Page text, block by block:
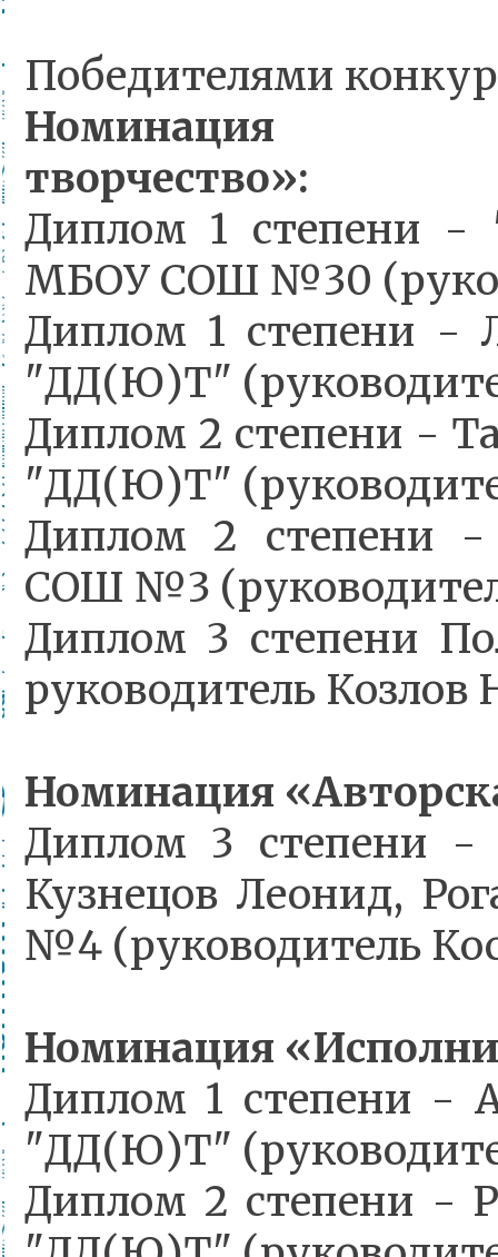
Победителями
Номинация
творчество»:
Диплом 1 степени -
МБОУ СОШ №30
Диплом 1 степени -
"ДД(Ю)Т"
Диплом 2 степени -
"ДД(Ю)Т"
Диплом 2 степени
СОШ №3
Диплом 3 степени
руководитель
Номинация
Диплом 3 степени -
Кузнецов Леонид,
№4 (руководитель
Номинация
Диплом 1 степени -
"ДД(Ю)Т"
Диплом 2 степени -